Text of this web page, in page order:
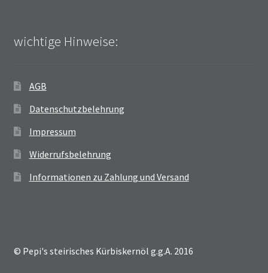
wichtige Hinweise:
AGB
Datenschutzbelehrung
Impressum
Widerrufsbelehrung
Informationen zu Zahlung und Versand
© Pepi's steirisches Kürbiskernöl g.g.A. 2016